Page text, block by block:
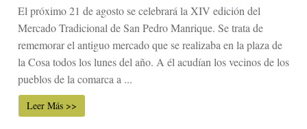
El próximo 21 de agosto se celebrará la XIV edición del
Mercado Tradicional de San Pedro Manrique. Se trata de
rememorar el antiguo mercado que se realizaba en la plaza de
la Cosa todos los lunes del año. A él acudían los vecinos de los
pueblos de la comarca a ...
Leer Más >>